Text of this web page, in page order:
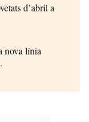
d’abril a
nova línia